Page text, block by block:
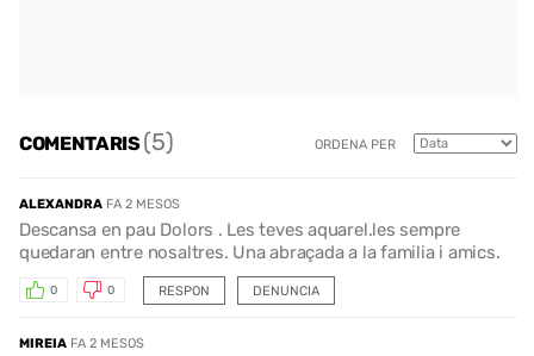
COMENTARIS(5) ORDENA PER
ALEXANDRA FA 2 MESOS
Descansa en pau Dolors . Les teves aquarel.les sempre
quedaran entre nosaltres. Una abraçada a la familia i amics.
RESPON
0 0 DENUNCIA
MIREIA FA 2 MESOS